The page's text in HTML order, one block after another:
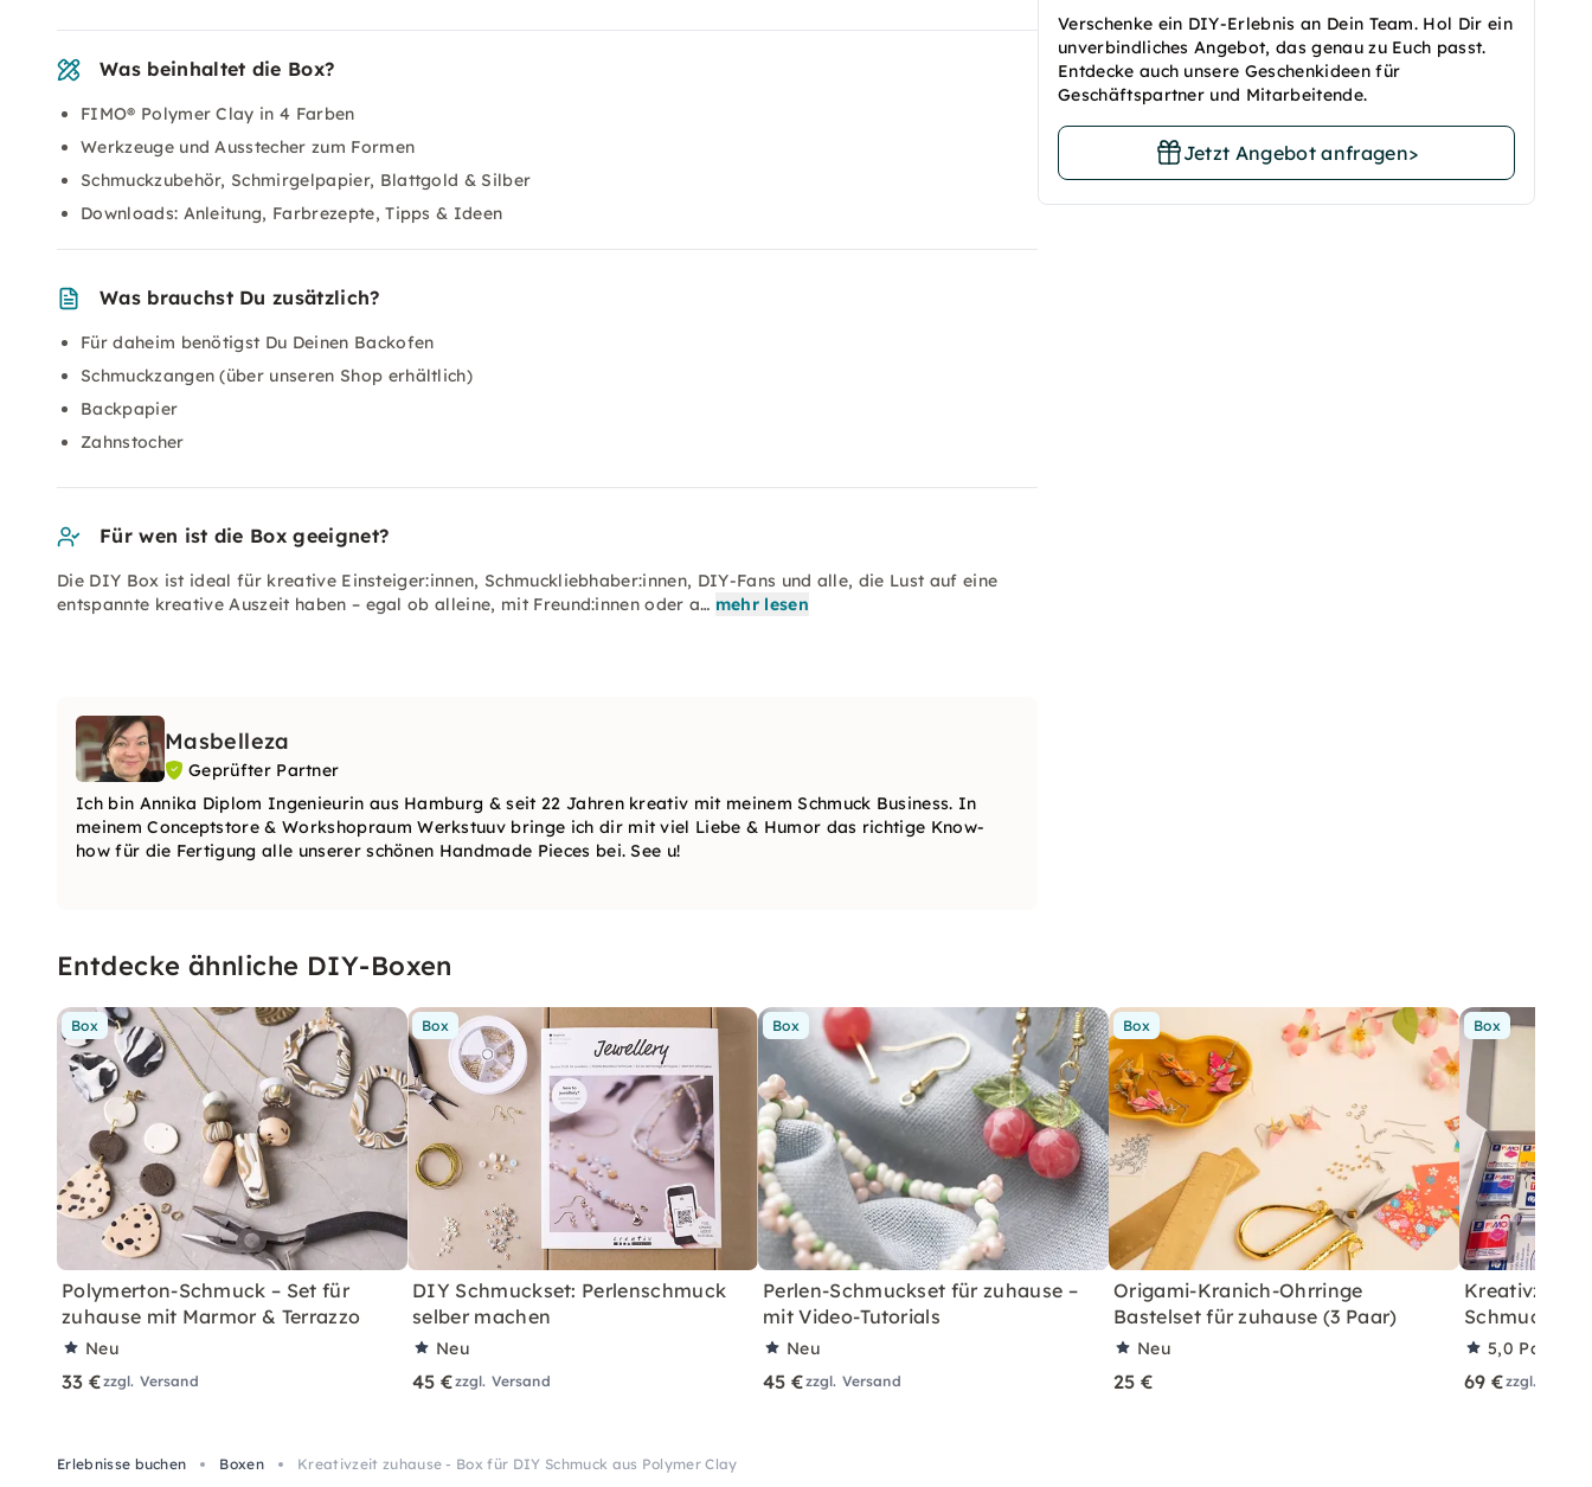
Verschenke ein DIY-Erlebnis an Dein Team. Hol Dir ein
unverbindliches Angebot, das genau zu Euch passt.
Entdecke auch unsere Geschenkideen für
Geschäftspartner und Mitarbeitende.
Jetzt Angebot anfragen>
Was beinhaltet die Box?
FIMO® Polymer Clay in 4 Farben
Werkzeuge und Ausstecher zum Formen
Schmuckzubehör, Schmirgelpapier, Blattgold & Silber
Downloads: Anleitung, Farbrezepte, Tipps & Ideen
Was brauchst Du zusätzlich?
Für daheim benötigst Du Deinen Backofen
Schmuckzangen (über unseren Shop erhältlich)
Backpapier
Zahnstocher
Für wen ist die Box geeignet?
Die DIY Box ist ideal für kreative Einsteiger:innen, Schmuckliebhaber:innen, DIY-Fans und alle, die Lust auf eine
entspannte kreative Auszeit haben – egal ob alleine, mit Freund:innen oder a… mehr lesen
Masbelleza
Geprüfter Partner
Ich bin Annika Diplom Ingenieurin aus Hamburg & seit 22 Jahren kreativ mit meinem Schmuck Business. In
meinem Conceptstore & Workshopraum Werkstuuv bringe ich dir mit viel Liebe & Humor das richtige Know-
how für die Fertigung alle unserer schönen Handmade Pieces bei. See u!
Entdecke ähnliche DIY-Boxen
Box
Polymerton-Schmuck – Set für
zuhause mit Marmor & Terrazzo
Neu
33 €zzgl. Versand
Box
DIY Schmuckset: Perlenschmuck
selber machen
Neu
45 €zzgl. Versand
Box
Perlen-Schmuckset für zuhause –
mit Video-Tutorials
Neu
45 €zzgl. Versand
Box
Origami-Kranich-Ohrringe
Bastelset für zuhause (3 Paar)
Neu
25 €
Box
Kreativzeit
Schmuck
5,0
69 €zzgl.
Erlebnisse buchen Boxen Kreativzeit zuhause - Box für DIY Schmuck aus Polymer Clay